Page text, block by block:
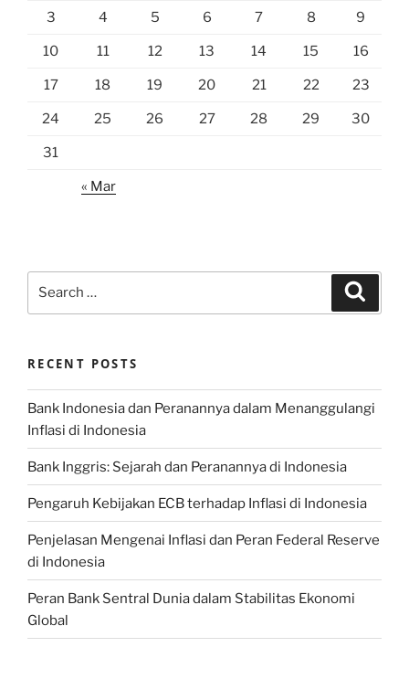
3 4 5 6 7 8 9
10 11 12 13 14 15 16
17 18 19 20 21 22 23
24 25 26 27 28 29 30
31
« Mar
RECENT POSTS
Bank Indonesia dan Peranannya dalam Menanggulangi
Inflasi di Indonesia
Bank Inggris: Sejarah dan Peranannya di Indonesia
Pengaruh Kebijakan ECB terhadap Inflasi di Indonesia
Penjelasan Mengenai Inflasi dan Peran Federal Reserve
di Indonesia
Peran Bank Sentral Dunia dalam Stabilitas Ekonomi
Global